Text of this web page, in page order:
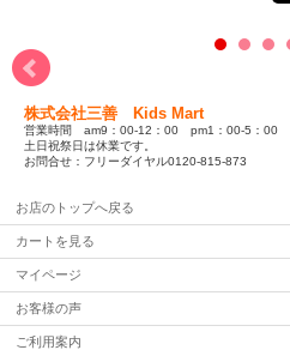
株式会社三善 Kids Mart
営業時間 am9：00-12：00 pm1：00-5：00
土日祝祭日は休業です。
お問合せ：フリーダイヤル0120-815-873
お店のトップへ戻る
カートを見る
マイページ
お客様の声
ご利用案内